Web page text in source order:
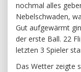
nochmal alles
Nebelschwaden,
Gut aufgewärmt
der erste Ball. 22
letzten 3 Spieler
Das Wetter zeigte